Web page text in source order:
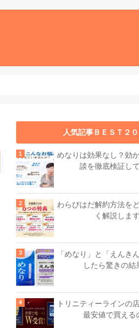
人気記事ＢＥＳＴ２０
めなりは効果なし？効
談を徹底検証し
わらびはだ解約方法を
く解説します
「めなり」と「えんき
したら驚きの結
トリニティーラインの
最安値で買える